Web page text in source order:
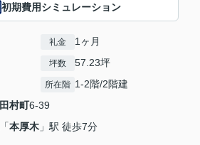
初期費用シミュレーション
礼金 1ヶ月
坪数 57.23坪
所在階 1-2階/2階建
田村町6-39
「本厚木 」駅 徒歩7分